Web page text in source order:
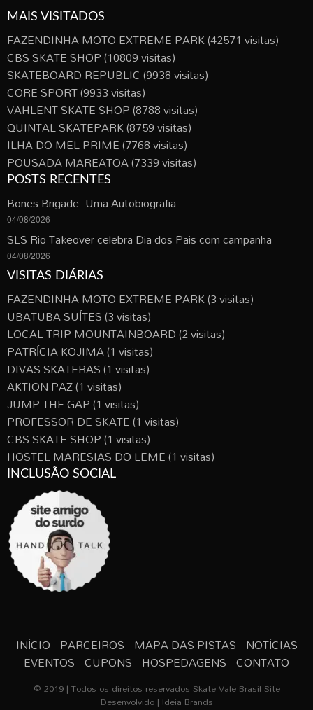
MAIS VISITADOS
FAZENDINHA MOTO EXTREME PARK(42571 visitas)
CBS SKATE SHOP(10809 visitas)
SKATEBOARD REPUBLIC(9938 visitas)
CORE SPORT(9933 visitas)
VAHLENT SKATE SHOP(8788 visitas)
QUINTAL SKATEPARK(8759 visitas)
ILHA DO MEL PRIME(7768 visitas)
POUSADA MAREATOA(7339 visitas)
POSTS RECENTES
Bones Brigade: Uma Autobiografia
04/08/2026
SLS Rio Takeover celebra Dia dos Pais com campanha
04/08/2026
VISITAS DIÁRIAS
FAZENDINHA MOTO EXTREME PARK(3 visitas)
UBATUBA SUÍTES(3 visitas)
LOCAL TRIP MOUNTAINBOARD(2 visitas)
PATRÍCIA KOJIMA(1 visitas)
DIVAS SKATERAS(1 visitas)
AKTION PAZ(1 visitas)
JUMP THE GAP(1 visitas)
PROFESSOR DE SKATE(1 visitas)
CBS SKATE SHOP(1 visitas)
HOSTEL MARESIAS DO LEME(1 visitas)
INCLUSÃO SOCIAL
INÍCIO PARCEIROS MAPA DAS PISTAS NOTÍCIAS
EVENTOS CUPONS HOSPEDAGENS CONTATO
© 2019 | Todos os direitos reservados Skate Vale Brasil Site
Desenvolvido | Ideia Brands